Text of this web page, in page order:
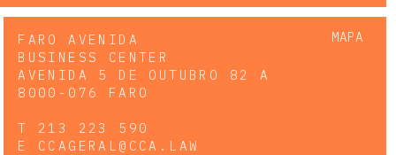
MAPA
FARO AVENIDA
BUSINESS CENTER
AVENIDA 5 DE OUTUBRO 82 A
8000-076 FARO
T 213 223 590
E CCAGERAL@CCA.LAW